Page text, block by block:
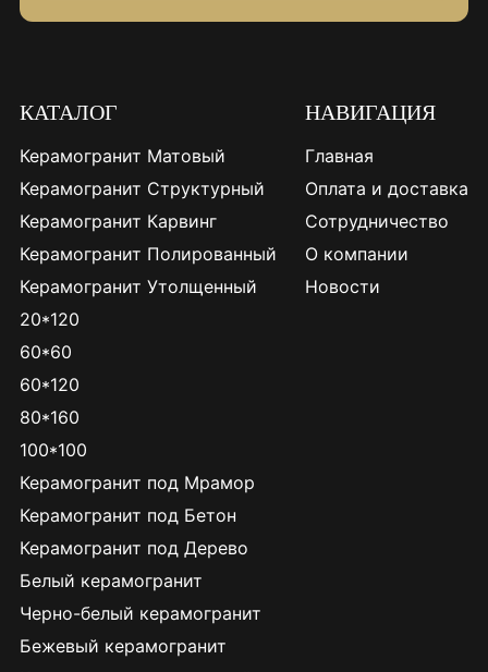
КАТАЛОГ
Керамогранит Матовый
Керамогранит Структурный
Керамогранит Карвинг
Керамогранит Полированный
Керамогранит Утолщенный
20*120
60*60
60*120
80*160
100*100
Керамогранит под Мрамор
Керамогранит под Бетон
Керамогранит под Дерево
Белый керамогранит
Черно-белый керамогранит
Бежевый керамогранит
НАВИГАЦИЯ
Главная
Оплата и доставка
Сотрудничество
О компании
Новости